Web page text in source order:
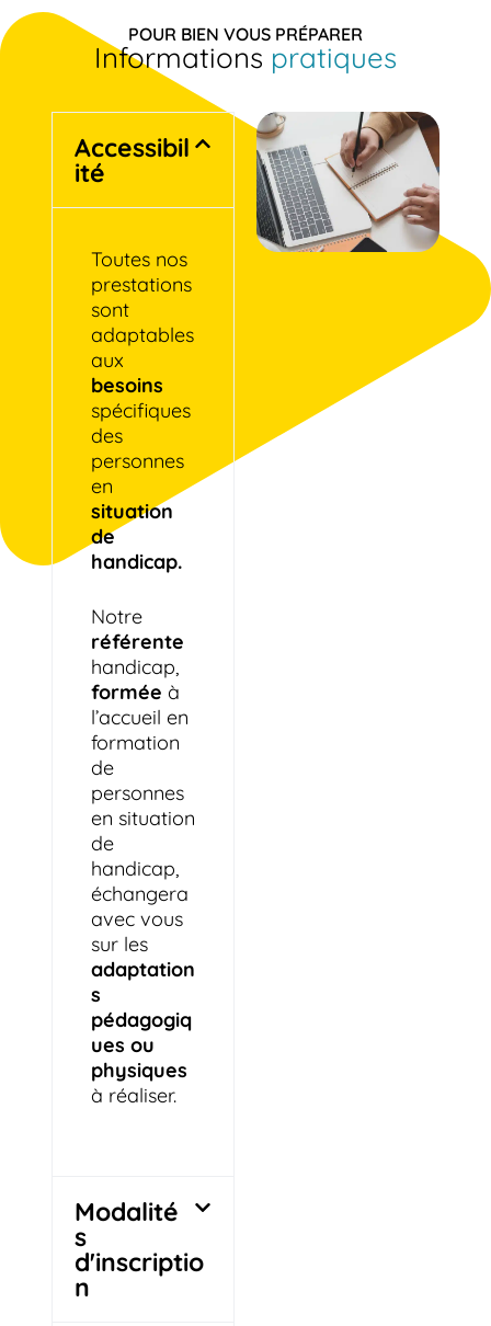
POUR BIEN VOUS PRÉPARER
Informations pratiques
Accessibil
ité
Toutes nos
prestations
sont
adaptables
aux
besoins
spécifiques
des
personnes
en
situation
de
handicap.
Notre
référente
handicap,
formée à
l’accueil en
formation
de
personnes
en situation
de
handicap,
échangera
avec vous
sur les
adaptation
s
pédagogiq
ues ou
physiques
à réaliser.
Modalité
s
d'inscriptio
n